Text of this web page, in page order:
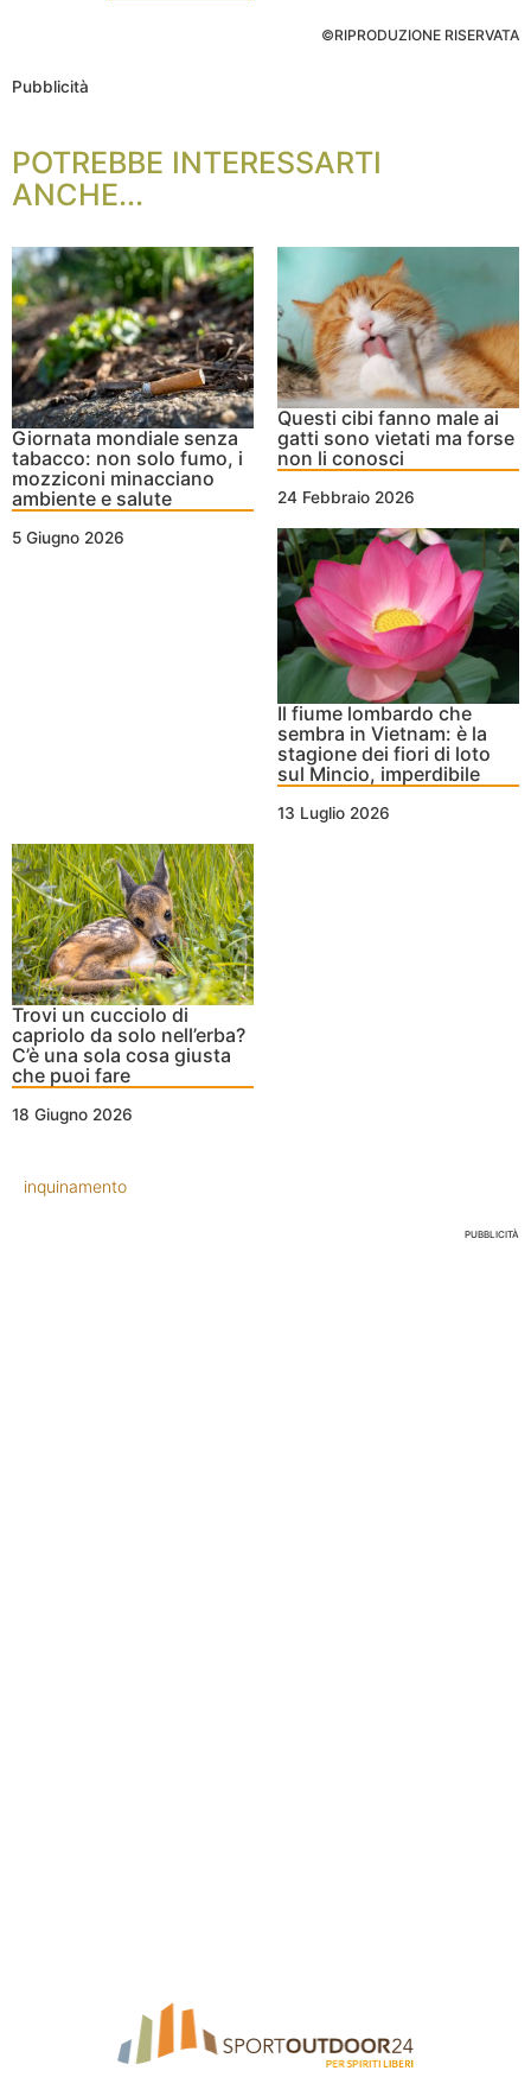
©RIPRODUZIONE RISERVATA
Pubblicità
POTREBBE INTERESSARTI
ANCHE...
Giornata mondiale senza
tabacco: non solo fumo, i
mozziconi minacciano
ambiente e salute
5 Giugno 2026
Questi cibi fanno male ai
gatti sono vietati ma forse
non li conosci
24 Febbraio 2026
Il fiume lombardo che
sembra in Vietnam: è la
stagione dei fiori di loto
sul Mincio, imperdibile
13 Luglio 2026
Trovi un cucciolo di
capriolo da solo nell’erba?
C’è una sola cosa giusta
che puoi fare
18 Giugno 2026
inquinamento
PUBBLICITÀ